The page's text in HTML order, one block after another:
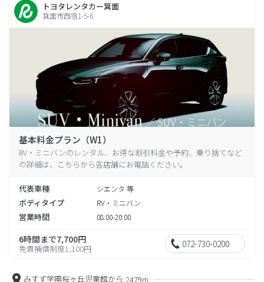
トヨタレンタカー箕面
箕面市西宿1-5-6
基本料金プラン（W1）
RV・ミニバンのレンタル、お得な割引料金や予約、乗り捨てなど
の詳細は、こちらから各店舗にお電話ください。
代表車種 シエンタ 等
ボディタイプ RV・ミニバン
営業時間 08:00-20:00
6時間まで7,700円
免責補償制度1,100円 072-730-0200
みすず学園桜ヶ丘児童館から 2479m